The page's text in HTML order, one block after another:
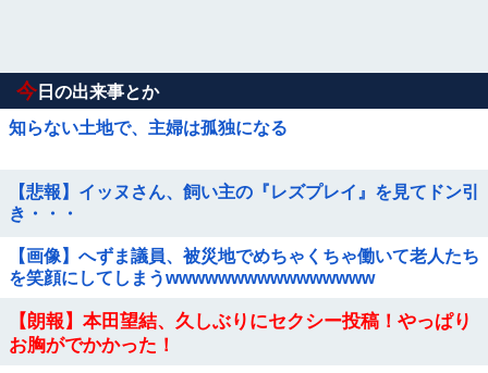
今 日の出来事とか
知らない土地で、主婦は孤独になる
【悲報】イッヌさん、飼い主の『レズプレイ』を見てドン引
き・・・
【画像】へずま議員、被災地でめちゃくちゃ働いて老人たち
を笑顔にしてしまうwwwwwwwwwwwwwwww
【朗報】本田望結、久しぶりにセクシー投稿！やっぱり
お胸がでかかった！